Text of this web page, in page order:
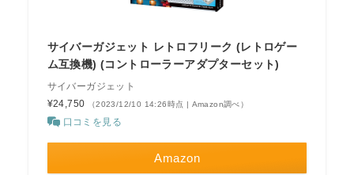
サイバーガジェット レトロフリーク (レトロゲー
ム互換機) (コントローラーアダプターセット)
サイバーガジェット
¥24,750
（2023/12/10 14:26時点 | Amazon調べ）
口コミを見る
Amazon